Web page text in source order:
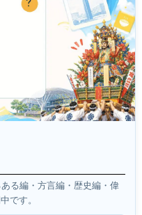
る編・方言編・歴史編・偉
です。